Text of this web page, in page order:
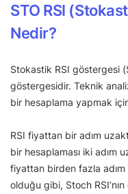
STO RSI
Nedir?
Stokastik RSI göstergesi
göstergesidir. Teknik
bir hesaplama yapmak için
RSI fiyattan bir adım
bir hesaplaması iki adım
fiyattan birden fazla
olduğu gibi, Stoch